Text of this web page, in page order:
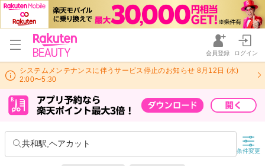
会員登録 ログイン
システムメンテナンスに伴うサービス停止のお知らせ 8月12日 (水)
2:00〜5:30
共和駅,ヘアカット
条件変更